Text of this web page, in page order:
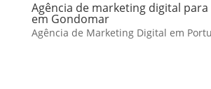
Agência de marketing digital
em Gondomar
Agência de Marketing Digital em